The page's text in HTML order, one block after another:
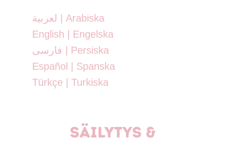
لعربية | Arabiska
English | Engelska
فارسی | Persiska
Español | Spanska
Türkçe | Turkiska
Säilytys &